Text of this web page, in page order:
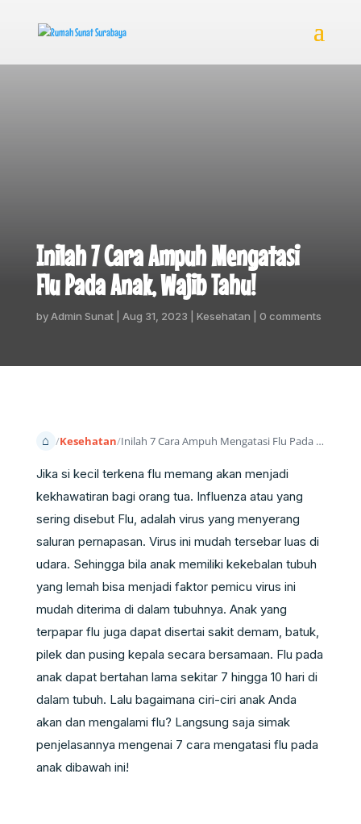
Inilah 7 Cara Ampuh Mengatasi
Flu Pada Anak, Wajib Tahu!
byAdmin Sunat| Aug 31, 2023 Kesehatan 0 comments
Beranda
Kesehatan Inilah 7 Cara Ampuh Mengatasi Flu Pada Anak, Wajib Tahu!
Jika si kecil terkena flu memang akan menjadi
kekhawatiran bagi orang tua. Influenza atau yang
sering disebut Flu, adalah virus yang menyerang
saluran pernapasan. Virus ini mudah tersebar luas di
udara. Sehingga bila anak memiliki kekebalan tubuh
yang lemah bisa menjadi faktor pemicu virus ini
mudah diterima di dalam tubuhnya. Anak yang
terpapar flu juga dapat disertai sakit demam, batuk,
pilek dan pusing kepala secara bersamaan. Flu pada
anak dapat bertahan lama sekitar 7 hingga 10 hari di
dalam tubuh. Lalu bagaimana ciri-ciri anak Anda
akan dan mengalami flu? Langsung saja simak
penjelasannya mengenai 7 cara mengatasi flu pada
anak dibawah ini!